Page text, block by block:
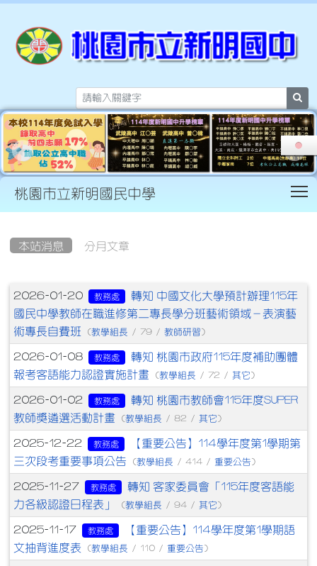
桃園市立新明國民中學
本站消息 分月文章
文章列表
2026-01-20 教務處
轉知 中國文化大學預計辦理115年
國民中學教師在職進修第二專長學分班藝術領域－表演藝
術專長自費班
(教學組長 / 79 / 教師研習 )
2026-01-08 教務處
轉知 桃園市政府115年度補助團體
報考客語能力認證實施計畫
(教學組長 / 72 / 其它 )
2026-01-02 教務處
轉知 桃園市教師會115年度SUPER
教師獎遴選活動計畫
(教學組長 / 82 / 其它 )
2025-12-22 教務處
【重要公告】114學年度第1學期第
三次段考重要事項公告
(教學組長 / 414 / 重要公告 )
2025-11-27 教務處
轉知 客家委員會「115年度客語能
力各級認證日程表」
(教學組長 / 94 / 其它 )
2025-11-17 教務處
【重要公告】114學年度第1學期語
文抽背進度表
(教學組長 / 110 / 重要公告 )